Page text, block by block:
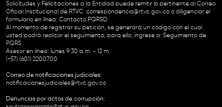
Solicitudes y Felicitaciones a la Entidad puede remitir lo pertinente al Correo
Oficial Institucional de RTVC correspondencia@rtvc.gov.co o diligenciar el
formulario en línea: Contacto PQRSD.
Al momento de registrar su petición, se generará un código con el cual
usted podrá realizar el seguimiento, para ello, ingrese a: Seguimiento de
PQRS
Asesor en línea: lunes 9:30 a.m. - 12 m.
(+57) (601) 2200700
Correo de notificaciones judiciales:
notificacionesjudiciales@rtvc.gov.co
Denuncias por actos de corrupción: